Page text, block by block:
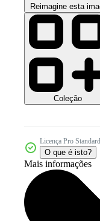
Reimagine esta
Coleção
Licença Pro Standard
O que é isto?
Mais informações